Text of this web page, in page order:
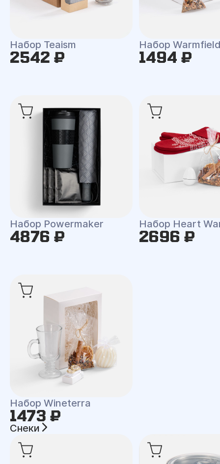
Набор Teaism
2542 ₽
Набор
1494 ₽
Набор Powermaker
4876 ₽
Набор Heart
2696 ₽
Набор Wineterra
1473 ₽
Снеки